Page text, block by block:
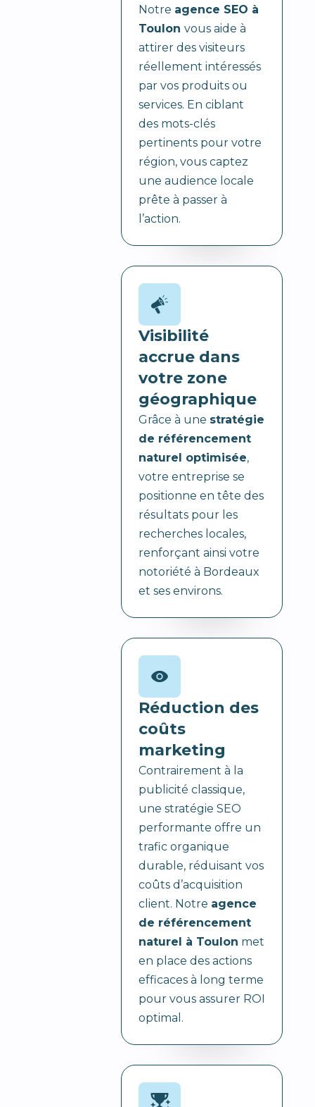
Notre agence SEO à
Toulon vous aide à
attirer des visiteurs
réellement intéressés
par vos produits ou
services. En ciblant
des mots-clés
pertinents pour votre
région, vous captez
une audience locale
prête à passer à
l’action.
Visibilité
accrue dans
votre zone
géographique
Grâce à une stratégie
de référencement
naturel optimisée,
votre entreprise se
positionne en tête des
résultats pour les
recherches locales,
renforçant ainsi votre
notoriété à Bordeaux
et ses environs.
Réduction des
coûts
marketing
Contrairement à la
publicité classique,
une stratégie SEO
performante offre un
trafic organique
durable, réduisant vos
coûts d’acquisition
client. Notre agence
de référencement
naturel à Toulon met
en place des actions
efficaces à long terme
pour vous assurer ROI
optimal.